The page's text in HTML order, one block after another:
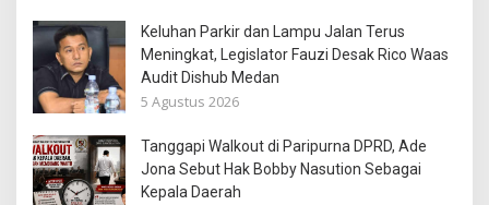
Keluhan Parkir dan Lampu Jalan Terus
Meningkat, Legislator Fauzi Desak Rico Waas
Audit Dishub Medan
5 Agustus 2026
Tanggapi Walkout di Paripurna DPRD, Ade
Jona Sebut Hak Bobby Nasution Sebagai
Kepala Daerah